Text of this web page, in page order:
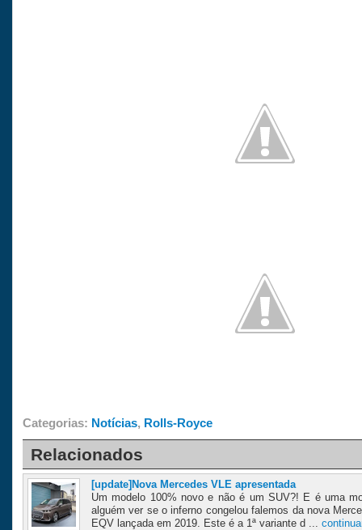
Categorias: Notícias, Rolls-Royce
Relacionados
[update]Nova Mercedes VLE apresentada
Um modelo 100% novo e não é um SUV?! E é uma
alguém ver se o inferno congelou falemos da nova
EQV lançada em 2019. Este é a 1ª variante d ...